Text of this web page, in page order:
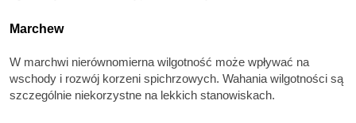
Marchew
W marchwi nierównomierna wilgotność może wpływać na
wschody i rozwój korzeni spichrzowych. Wahania wilgotności są
szczególnie niekorzystne na lekkich stanowiskach.